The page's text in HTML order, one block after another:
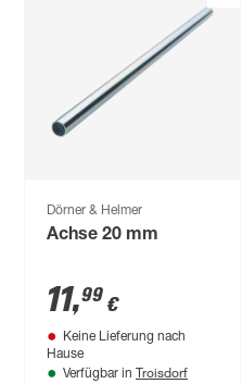
Dörner & Helmer
Achse 20 mm
11,99 €
Keine Lieferung nach
Hause
Verfügbar in Troisdorf